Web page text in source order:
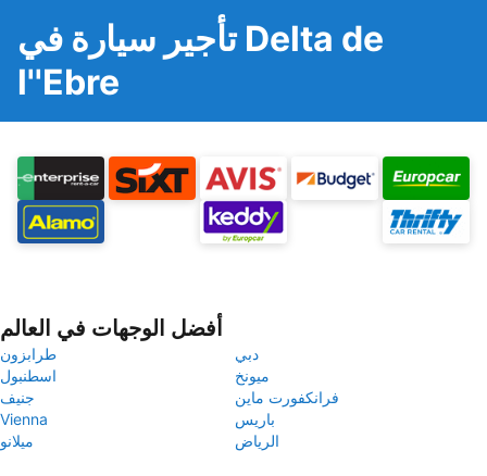
تأجير سيارة في Delta de
l''Ebre
أفضل الوجهات في العالم
طرابزون
دبي
اسطنبول
ميونخ
جنيف
فرانكفورت ماين
Vienna
باريس
ميلانو
الرياض